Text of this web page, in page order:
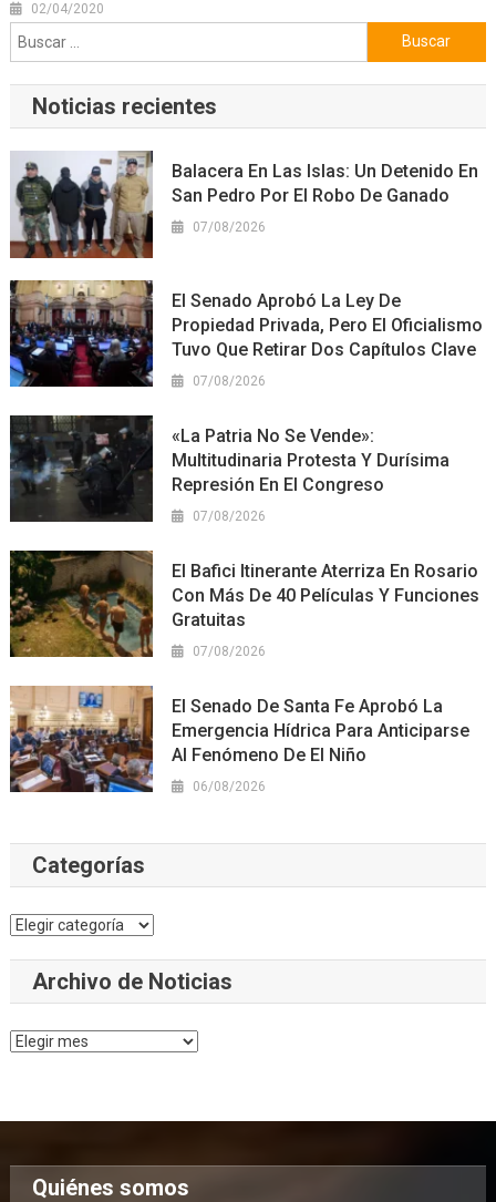
02/04/2020
Buscar:
Noticias recientes
Balacera En Las Islas: Un Detenido En
San Pedro Por El Robo De Ganado
07/08/2026
El Senado Aprobó La Ley De
Propiedad Privada, Pero El Oficialismo
Tuvo Que Retirar Dos Capítulos Clave
07/08/2026
«La Patria No Se Vende»:
Multitudinaria Protesta Y Durísima
Represión En El Congreso
07/08/2026
El Bafici Itinerante Aterriza En Rosario
Con Más De 40 Películas Y Funciones
Gratuitas
07/08/2026
El Senado De Santa Fe Aprobó La
Emergencia Hídrica Para Anticiparse
Al Fenómeno De El Niño
06/08/2026
Categorías
Categorías
Archivo de Noticias
Archivo
Quiénes somos